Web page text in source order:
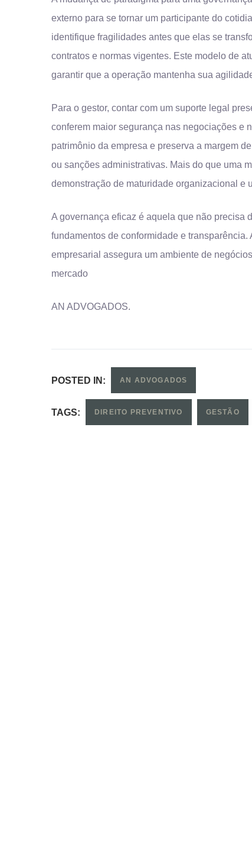
externo para se tornar um participante do
identifique fragilidades antes que elas se
contratos e normas vigentes. Este modelo de
garantir que a operação mantenha sua
Para o gestor, contar com um suporte legal
conferem maior segurança nas negociações e
patrimônio da empresa e preserva a margem
ou sanções administrativas. Mais do que uma
demonstração de maturidade organizacional e
A governança eficaz é aquela que não precisa
fundamentos de conformidade e
empresarial assegura um ambiente de
mercado
AN ADVOGADOS.
POSTED IN: AN ADVOGADOS
TAGS: DIREITO PREVENTIVO GESTÃO